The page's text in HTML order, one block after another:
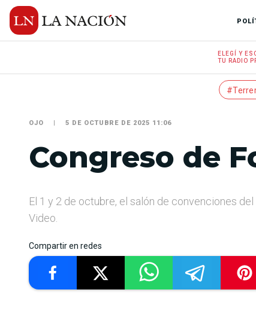
ELEGÍ Y
TU RADIO
OJO 5 DE OCTUBRE DE 2025 11:06
Congreso de
El 1 y 2 de octubre, el salón de convenciones
Video.
Compartir en redes